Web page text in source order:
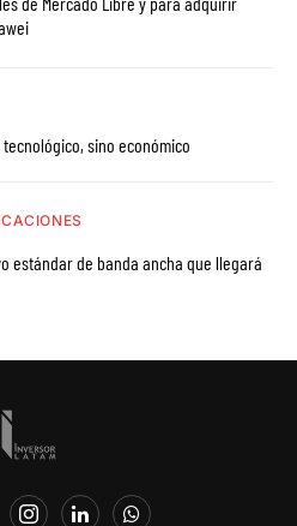
tecnológico, sino económico
estándar de banda ancha que llegará